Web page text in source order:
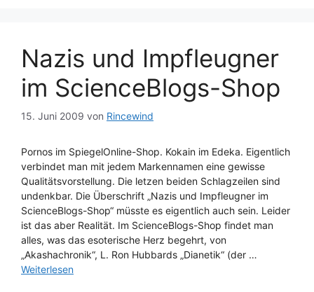
Nazis und Impfleugner
im ScienceBlogs-Shop
15. Juni 2009 von Rincewind
Pornos im SpiegelOnline-Shop. Kokain im Edeka. Eigentlich
verbindet man mit jedem Markennamen eine gewisse
Qualitätsvorstellung. Die letzen beiden Schlagzeilen sind
undenkbar. Die Überschrift „Nazis und Impfleugner im
ScienceBlogs-Shop“ müsste es eigentlich auch sein. Leider
ist das aber Realität. Im ScienceBlogs-Shop findet man
alles, was das esoterische Herz begehrt, von
„Akashachronik“, L. Ron Hubbards „Dianetik“ (der …
Weiterlesen